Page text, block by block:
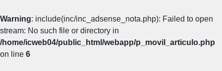
Warning: include(inc/inc_adsense_nota.php): Failed to open
stream: No such file or directory in
/home/icweb04/public_html/webapp/p_movil_articulo.php
on line 6